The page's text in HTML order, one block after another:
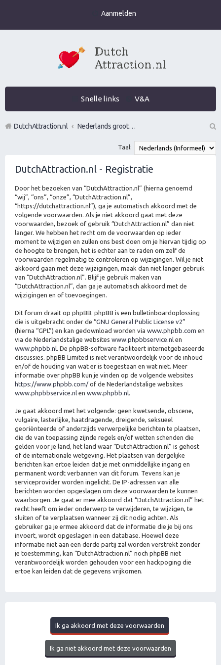
Aanmelden
Snelle links V&A
DutchAttraction.nl
Nederlands grootste Dutch Attraction, Lifestyle, Vrouwen versieren en Pick-Up (PUA) Forum
Z
oe
Taal:
DutchAttraction.nl - Registratie
Door het bezoeken van “DutchAttraction.nl” (hierna genoemd
“wij”, “ons”, “onze”, “DutchAttraction.nl”,
“https://dutchattraction.nl”), ga je automatisch akkoord met de
volgende voorwaarden. Als je niet akkoord gaat met deze
voorwaarden, bezoek of gebruik “DutchAttraction.nl” dan niet
langer. We hebben het recht om de voorwaarden op ieder
moment te wijzigen en zullen ons best doen om je hiervan tijdig op
de hoogte te brengen, het is echter aan te raden om zelf de
voorwaarden regelmatig te controleren op wijzigingen. Wil je niet
akkoord gaan met deze wijzigingen, maak dan niet langer gebruik
van “DutchAttraction.nl”. Blijf je gebruik maken van
“DutchAttraction.nl”, dan ga je automatisch akkoord met de
wijzigingen en of toevoegingen.
Dit forum draait op phpBB. phpBB is een bulletinboardoplossing
die is uitgebracht onder de “GNU General Public License v2”
(hierna “GPL”) en kan gedownload worden via www.phpbb.com en
via de Nederlandstalige websites www.phpbbservice.nl en
www.phpbb.nl. De phpBB-software faciliteert internetgebaseerde
discussies. phpBB Limited is niet verantwoordelijk voor de inhoud
en/of de houding van wat er is toegestaan en wat niet. Meer
informatie over phpBB kun je vinden op de volgende websites
https://www.phpbb.com/ of de Nederlandstalige websites
www.phpbbservice.nl en www.phpbb.nl.
Je gaat akkoord met het volgende: geen kwetsende, obscene,
vulgaire, lasterlijke, haatdragende, dreigende, seksueel
georiënteerde of anderzijds verwerpelijke berichten te plaatsen,
die de van toepassing zijnde regels en/of wetten schenden die
gelden voor je land, het land waar “DutchAttraction.nl” is gehost
of de internationale wetgeving. Het plaatsen van dergelijke
berichten kan ertoe leiden dat je met onmiddellijke ingang en
permanent wordt verbannen van dit forum. Tevens kan je
serviceprovider worden ingelicht. De IP-adressen van alle
berichten worden opgeslagen om deze voorwaarden te kunnen
waarborgen. Je gaat er mee akkoord dat “DutchAttraction.nl” het
recht heeft om ieder onderwerp te verwijderen, te wijzigen, te
sluiten of te verplaatsen wanneer zij dit nodig achten. Als
gebruiker ga je ermee akkoord dat de informatie die je bij ons
invoert, wordt opgeslagen in een database. Hoewel deze
informatie niet aan een derde partij zal worden verstrekt zonder
je toestemming, kan “DutchAttraction.nl” noch phpBB niet
verantwoordelijk worden gehouden voor een hackpoging die
ertoe kan leiden dat de gegevens vrijkomen.